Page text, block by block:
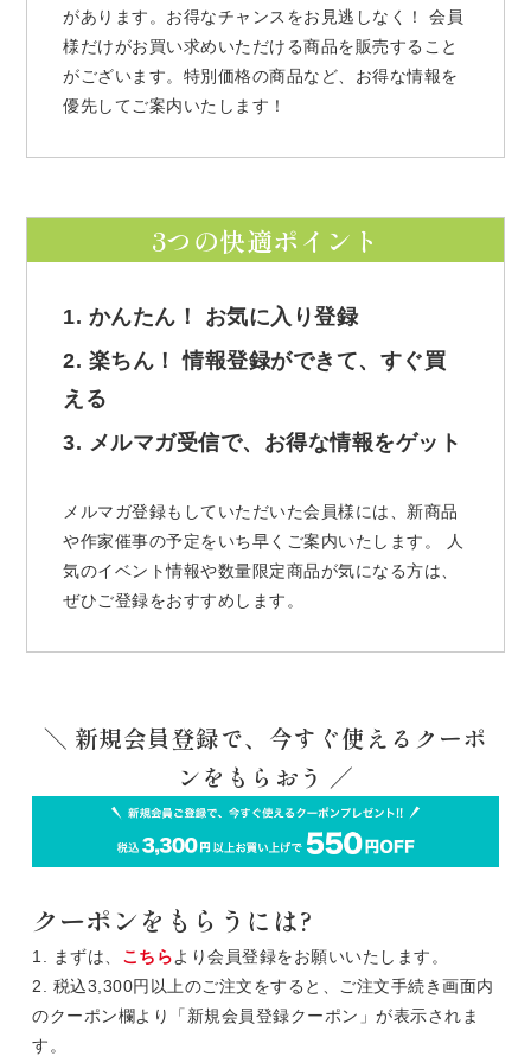
があります。お得なチャンスをお見逃しなく！ 会員
様だけがお買い求めいただける商品を販売すること
がございます。特別価格の商品など、お得な情報を
優先してご案内いたします！
3つの快適ポイント
1. かんたん！ お気に入り登録
2. 楽ちん！ 情報登録ができて、すぐ買
える
3. メルマガ受信で、お得な情報をゲット
メルマガ登録もしていただいた会員様には、新商品
や作家催事の予定をいち早くご案内いたします。 人
気のイベント情報や数量限定商品が気になる方は、
ぜひご登録をおすすめします。
＼ 新規会員登録で、今すぐ使えるクーポ
ンをもらおう ／
クーポンをもらうには?
1. まずは、 こちらより会員登録をお願いいたします。
2. 税込3,300円以上のご注文をすると、ご注文手続き画面内
のクーポン欄より「新規会員登録クーポン」が表示されま
す。